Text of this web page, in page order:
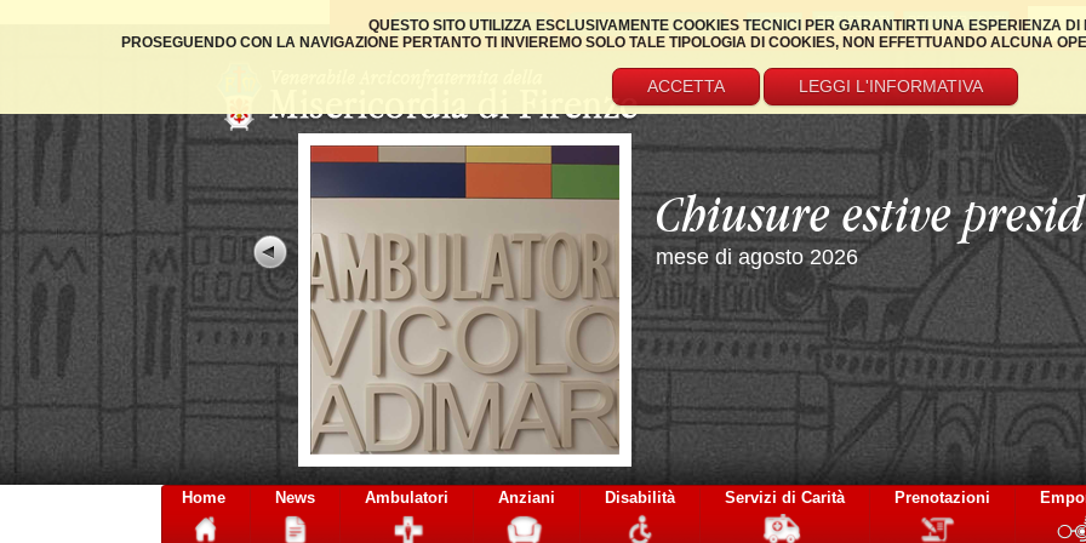
QUESTO SITO UTILIZZA ESCLUSIVAMENTE COOKIES TECNICI PER GARANTIRTI UNA ESPERIENZA DI
PROSEGUENDO CON LA NAVIGAZIONE PERTANTO TI INVIEREMO SOLO TALE TIPOLOGIA DI COOKIES, NON EFFETTUANDO ALCUNA
ACCETTA LEGGI L'INFORMATIVA
REGISTRATI RECUPERA DATI
La visita di Mons.
a Villa Valentina
Home News Ambulatori Anziani Disabilità Servizi di Carità Prenotazioni